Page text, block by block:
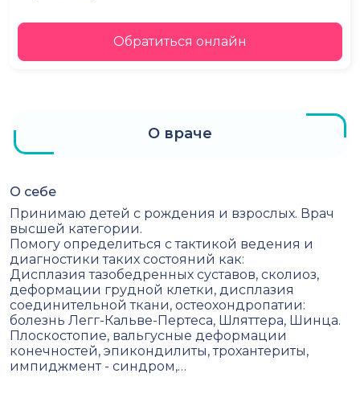
Обратиться онлайн
О враче
О себе
Принимаю детей с рождения и взрослых. Врач
высшей категории.
Помогу определиться с тактикой ведения и
диагностики таких состояний как:
Дисплазия тазобедренных суставов, сколиоз,
деформации грудной клетки, дисплазия
соединительной ткани, остеохондропатии:
болезнь Легг-Кальве-Пертеса, Шляттера, Шинца.
Плоскостопие, вальгусные деформации
конечностей, эпикондилиты, трохантериты,
импиджмент - синдром,…